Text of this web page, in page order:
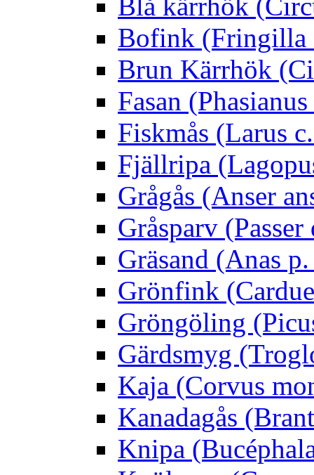
Bofink (Fringilla
Brun Kärrhök
Fasan
Fiskmås (Larus
Fjällripa
Grågås (Anser
Gråsparv
Gräsand (Anas
Grönfink
Gröngöling
Gärdsmyg
Kaja (Corvus
Kanadagås
Knipa